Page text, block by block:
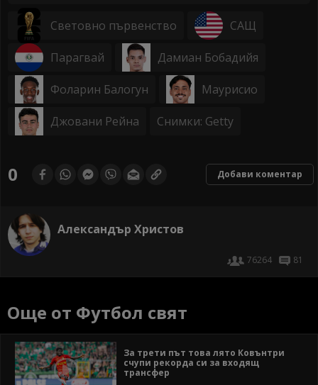
Световно първенство САЩ
Парагвай Дамиан Бобадийя
Фоларин Балогун Маурисио
Джовани Рейна Снимки: Getty
0 Добави коментар
Александър Христов
76264 81
Още от Футбол свят
За трети път това лято Ковънтри
счупи рекорда си за входящ
трансфер